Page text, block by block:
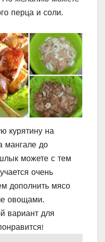
перца и соли.
курятину на
мангале до
можете с тем
очень
дополнить мясо
овощами.
вариант для